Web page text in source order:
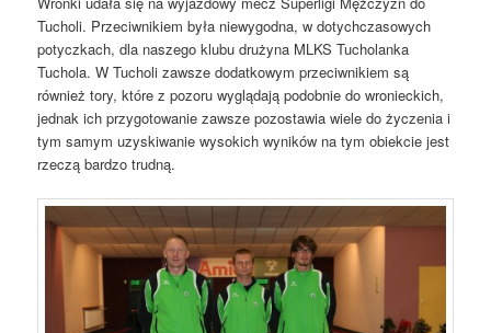
Tucholi. Przeciwnikiem była niewygodna, w dotychczasowych
potyczkach, dla naszego klubu drużyna MLKS Tucholanka
Tuchola. W Tucholi zawsze dodatkowym przeciwnikiem są
również tory, które z pozoru wyglądają podobnie do wronieckich,
jednak ich przygotowanie zawsze pozostawia wiele do życzenia i
tym samym uzyskiwanie wysokich wyników na tym obiekcie jest
rzeczą bardzo trudną.